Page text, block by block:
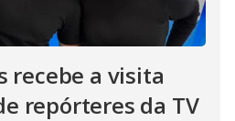
recebe a visita
repórteres da TV